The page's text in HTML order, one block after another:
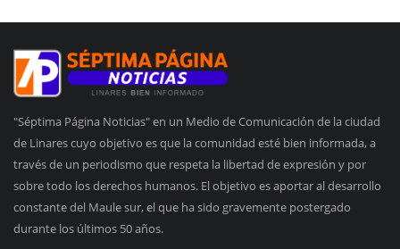
"Séptima Página Noticias" en un Medio de Comunicación de la ciudad
de Linares cuyo objetivo es que la comunidad esté bien informada, a
través de un periodismo que respeta la libertad de expresión y por
sobre todo los derechos humanos. El objetivo es aportar al desarrollo
constante del Maule sur, el que ha sido gravemente postergado
durante los últimos 50 años.